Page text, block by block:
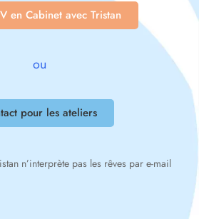
en Cabinet avec Tristan
ou
pour les ateliers
n’interprète pas les rêves par e-mail